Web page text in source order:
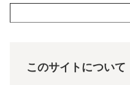
このサイトについて